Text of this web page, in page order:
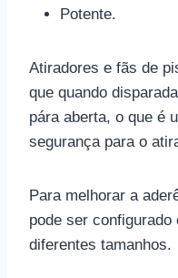
Potente.
Atiradores e fãs de
que quando
pára aberta, o que é
segurança para o
Para melhorar a
pode ser
diferentes tamanhos.